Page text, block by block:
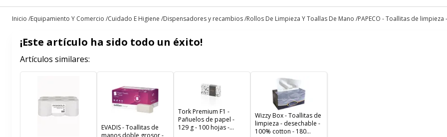
Inicio Equipamiento Y Comercio Cuidado E Higiene Dispensadores y recambios Rollos De Limpieza Y Toallas De Mano PAPECO - Toallitas de
¡Este artículo ha sido todo un éxito!
Artículos similares:
EVADIS - Toallitas de
manos doble grosor -
Tork Premium F1 -
Pañuelos de papel -
129 g - 100 hojas -
Wizzy Box - Toallitas de
limpieza - desechable -
100% cotton - 180